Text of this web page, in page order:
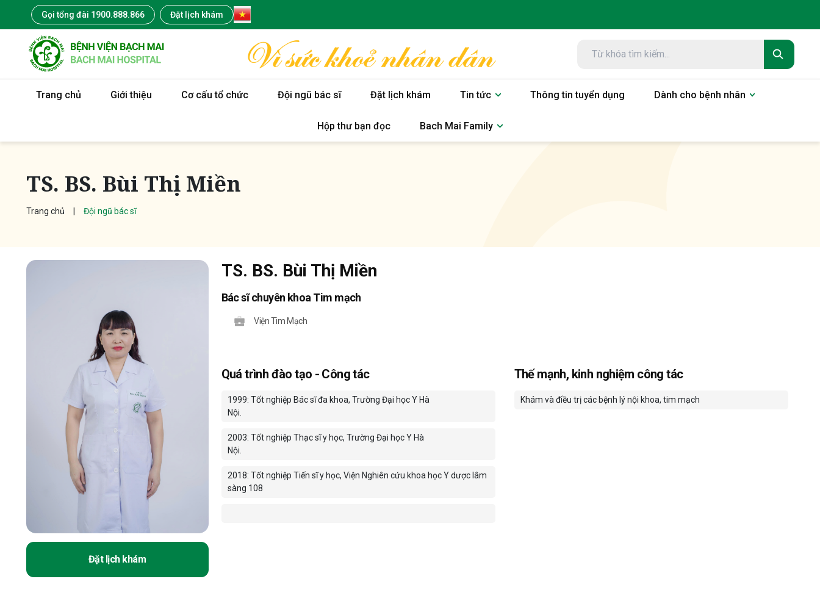
Gọi tổng đài 1900.888.866 Đặt lịch khám
Trang chủ Giới thiệu Cơ cấu tổ chức Đội ngũ bác sĩ Đặt lịch khám Tin tức Thông tin tuyển dụng Dành cho bệnh nhân
Hộp thư bạn đọc Bach Mai Family
TS. BS. Bùi Thị Miền
Trang chủ Đội ngũ bác sĩ
Đặt lịch khám
TS. BS. Bùi Thị Miền
Bác sĩ chuyên khoa Tim mạch
Viện Tim Mạch
Quá trình đào tạo - Công tác
1999: Tốt nghiệp Bác sĩ đa khoa, Trường Đại học Y Hà
Nội.
2003: Tốt nghiệp Thạc sĩ y học, Trường Đại học Y Hà
Nội.
2018: Tốt nghiệp Tiến sĩ y học, Viện Nghiên cứu khoa học Y dược lâm
sàng 108
Thế mạnh, kinh nghiệm công tác
Khám và điều trị các bệnh lý nội khoa, tim mạch